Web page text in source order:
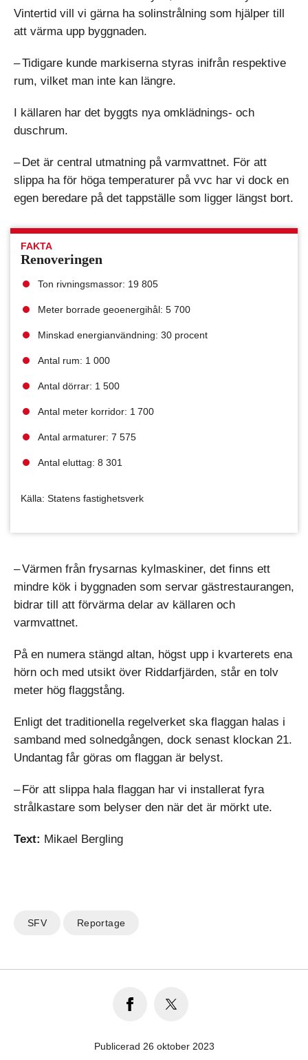
Vintertid vill vi gärna ha solinstrålning som hjälper till
att värma upp byggnaden.
– Tidigare kunde markiserna styras inifrån respektive
rum, vilket man inte kan längre.
I källaren har det byggts nya omklädnings- och
duschrum.
– Det är central utmatning på varmvattnet. För att
slippa ha för höga temperaturer på vvc har vi dock en
egen beredare på det tappställe som ligger längst bort.
FAKTA
Renoveringen
Ton rivningsmassor: 19 805
Meter borrade geo­energihål: 5 700
Minskad energianvändning: 30 procent
Antal rum: 1 000
Antal dörrar: 1 500
Antal meter korridor: 1 700
Antal armaturer: 7 575
Antal eluttag: 8 301
Källa: Statens fastighetsverk
– Värmen från frysarnas kylmaskiner, det finns ett
mindre kök i byggnaden som servar gästrestaurangen,
bidrar till att förvärma delar av källaren och
varmvattnet.
På en numera stängd altan, högst upp i kvarterets ena
hörn och med utsikt över Riddarfjärden, står en tolv
meter hög flaggstång.
Enligt det traditionella regelverket ska flaggan halas i
samband med solnedgången, dock senast klockan 21.
Undantag får göras om flaggan är belyst.
– För att slippa hala flaggan har vi installerat fyra
strålkastare som belyser den när det är mörkt ute.
Text: Mikael Bergling
SFV Reportage
Publicerad 26 oktober 2023